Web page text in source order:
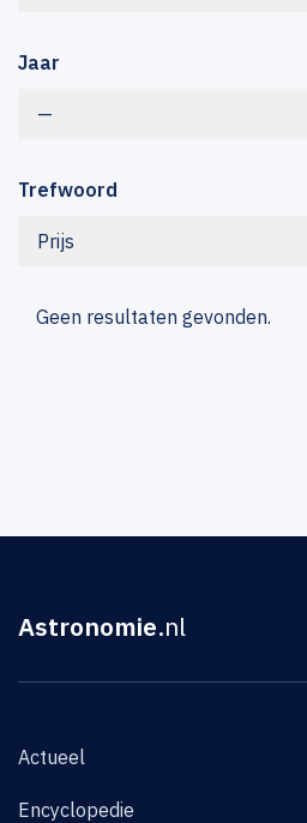
Jaar
—
Trefwoord
Prijs
Geen resultaten gevonden.
Astronomie.nl
Actueel
Encyclopedie